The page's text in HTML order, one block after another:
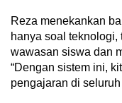
Reza menekankan
hanya soal
wawasan siswa dan
“Dengan sistem ini,
pengajaran di